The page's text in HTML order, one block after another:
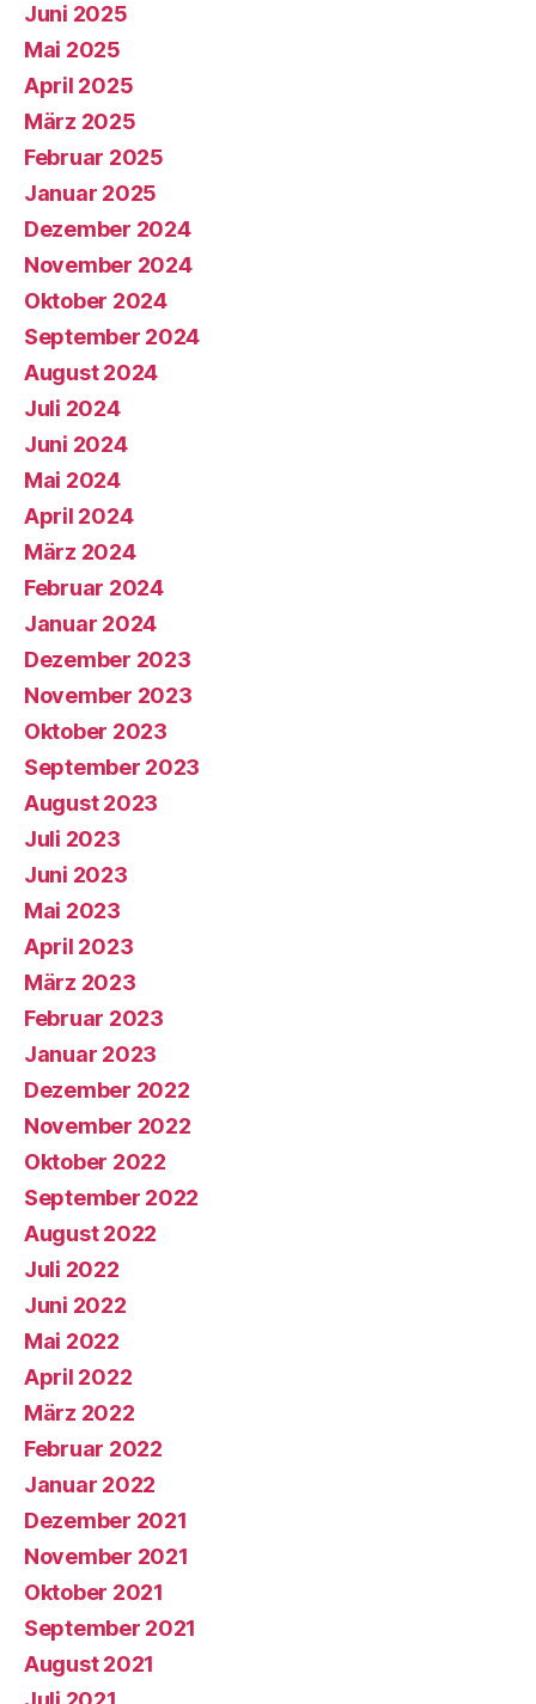
Juni 2025
Mai 2025
April 2025
März 2025
Februar 2025
Januar 2025
Dezember 2024
November 2024
Oktober 2024
September 2024
August 2024
Juli 2024
Juni 2024
Mai 2024
April 2024
März 2024
Februar 2024
Januar 2024
Dezember 2023
November 2023
Oktober 2023
September 2023
August 2023
Juli 2023
Juni 2023
Mai 2023
April 2023
März 2023
Februar 2023
Januar 2023
Dezember 2022
November 2022
Oktober 2022
September 2022
August 2022
Juli 2022
Juni 2022
Mai 2022
April 2022
März 2022
Februar 2022
Januar 2022
Dezember 2021
November 2021
Oktober 2021
September 2021
August 2021